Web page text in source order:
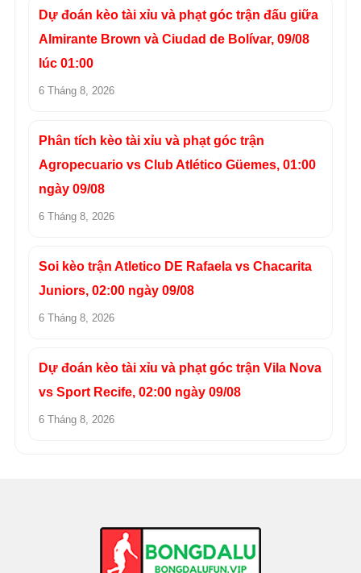
Dự đoán kèo tài xỉu và phạt góc trận đấu giữa
Almirante Brown và Ciudad de Bolívar, 09/08
lúc 01:00
6 Tháng 8, 2026
Phân tích kèo tài xỉu và phạt góc trận
Agropecuario vs Club Atlético Güemes, 01:00
ngày 09/08
6 Tháng 8, 2026
Soi kèo trận Atletico DE Rafaela vs Chacarita
Juniors, 02:00 ngày 09/08
6 Tháng 8, 2026
Dự đoán kèo tài xỉu và phạt góc trận Vila Nova
vs Sport Recife, 02:00 ngày 09/08
6 Tháng 8, 2026